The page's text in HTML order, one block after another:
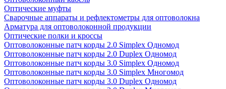
Оптические муфты
Сварочные аппараты и рефлектометры для оптоволокна
Арматура для оптоволоконной продукции
Оптические полки и кроссы
Оптоволоконные патч корды 2.0 Simplex Одномод
Оптоволоконные патч корды 2.0 Duplex Одномод
Оптоволоконные патч корды 3.0 Simplex Одномод
Оптоволоконные патч корды 3.0 Simplex Многомод
Оптоволоконные патч корды 3.0 Duplex Одномод